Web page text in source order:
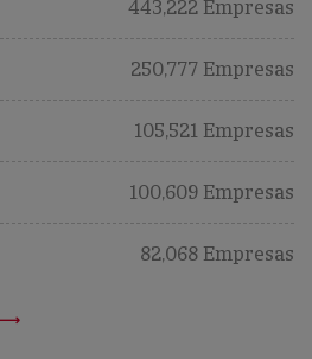
443,222 Empresas
250,777 Empresas
105,521 Empresas
100,609 Empresas
82,068 Empresas